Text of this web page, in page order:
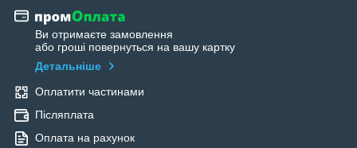
Ви отримаєте замовлення
або гроші повернуться на вашу картку
Детальніше
Оплатити частинами
Післяплата
Оплата на рахунок